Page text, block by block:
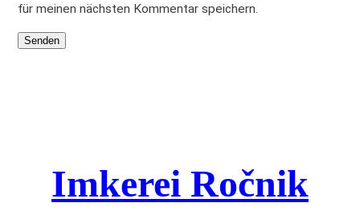
für meinen nächsten Kommentar speichern.
Imkerei Ročnik